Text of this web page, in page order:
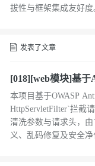
拔性与框架集成友好度
发表了文章
[018][web模块]基于
实现
本项目基于OWASP
HttpServletFilter`拦截
清洗参数与请求头，
义、乱码修复及安全